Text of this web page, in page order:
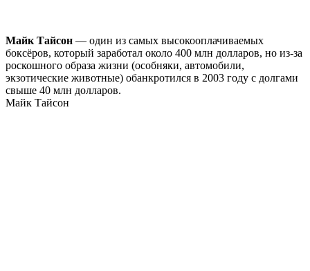
Майк Тайсон — один из самых высокооплачиваемых
боксёров, который заработал около 400 млн долларов, но из-за
роскошного образа жизни (особняки, автомобили,
экзотические животные) обанкротился в 2003 году с долгами
свыше 40 млн долларов.
Майк Тайсон